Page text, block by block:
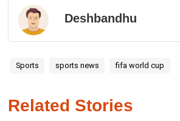
Deshbandhu
Sports sports news fifa world cup
Related Stories